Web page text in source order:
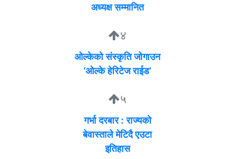
अध्यक्ष सम्मानित
४
ओल्केको संस्कृति जोगाउन
‘ओल्के हेरिटेज राईड’
५
गर्भा दरबार : राज्यको
बेवास्ताले मेटिदै एउटा
इतिहास